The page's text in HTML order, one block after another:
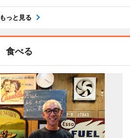
もっと見る
食べる